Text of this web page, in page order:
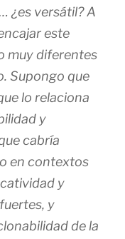
¿es versátil? A
este
muy diferentes
Supongo que
lo relaciona
y
cabría
en contextos
y
y
de la